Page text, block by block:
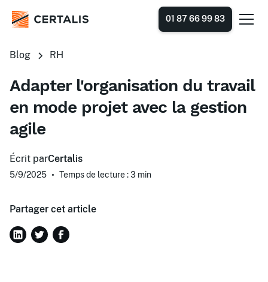
01 87 66 99 83
Blog RH
Adapter l'organisation du travail
en mode projet avec la gestion
agile
Écrit parCertalis
5/9/2025 • Temps de lecture : 3 min
Partager cet article